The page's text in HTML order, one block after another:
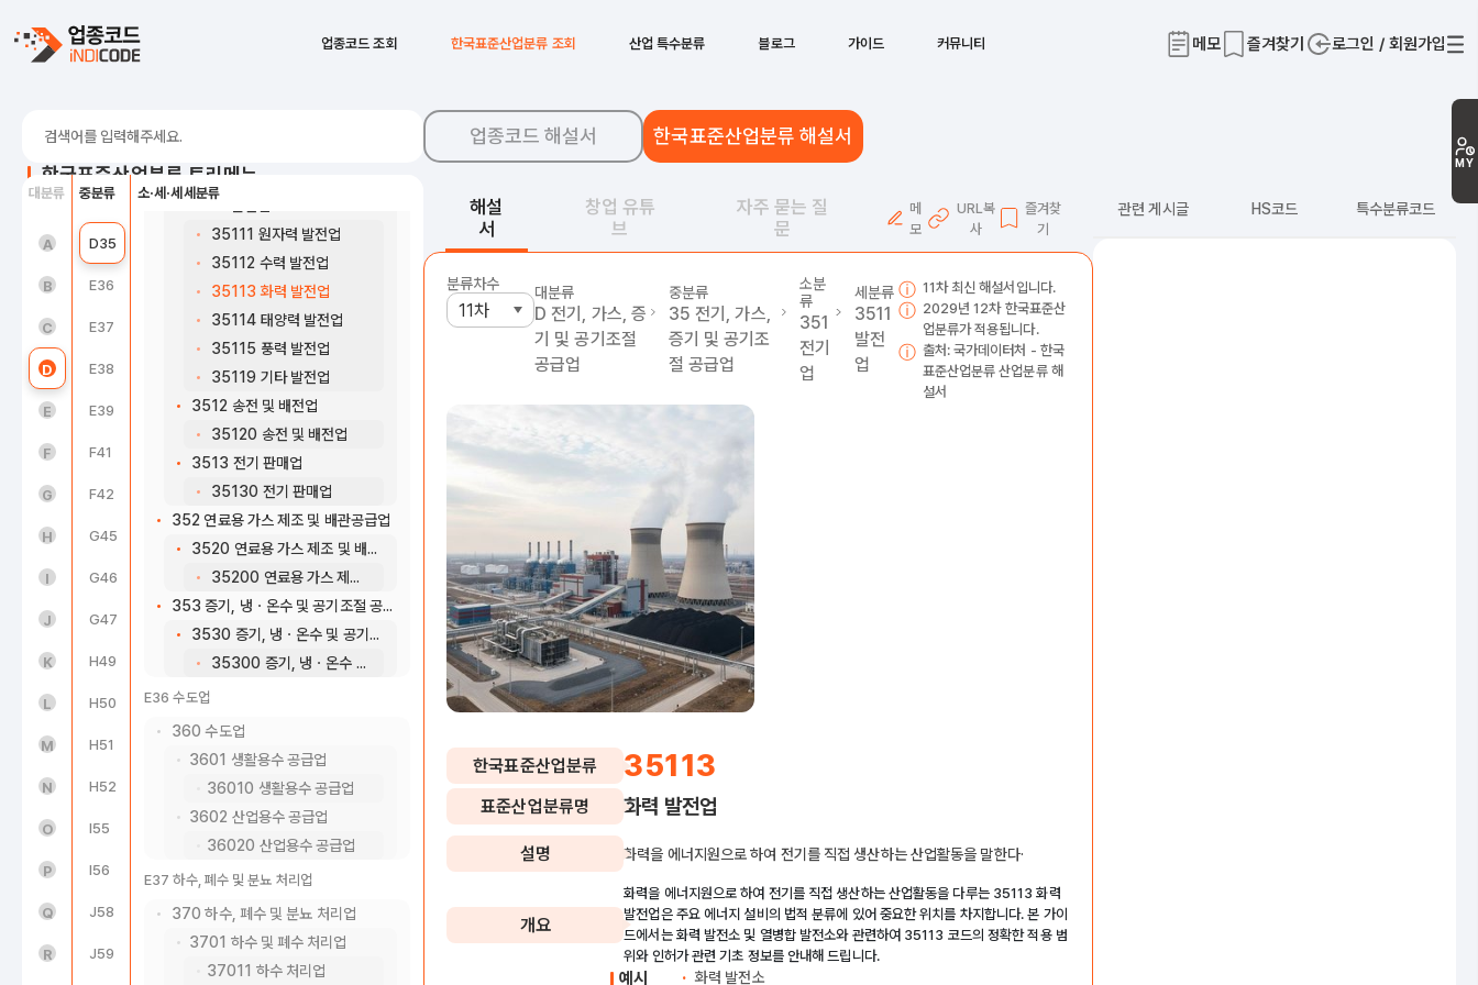
업종코드 조회 한국표준산업분류 조회 산업 특수분류 블로그 가이드 커뮤니티 메모 즐겨찾기 로그인 / 회원가입
MY
한국표준산업분류 트리메뉴
대분류
A 농업, 임업 및 어업(01~03)
B 광업(05~08)
C 제조업(10~34)
D 전기, 가스, 증기 및 공기조절 공급업(35)
E 수도, 하수 및 폐기물 처리, 원료 재생업(36 ~ 39)
F 건설업(41~42)
G 도매 및 소매업(45~47)
H 운수 및 창고업(49~52)
I 숙박 및 음식점업(55~56)
J 정보통신업(58~63)
K 금융 및 보험업(64~66)
L 부동산업(68)
M 전문, 과학 및 기술 서비스업(70~73)
N 사업시설 관리, 사업 지원 및 임대 서비스업(74~76)
O 공공행정, 국방 및 사회보장 행정(84)
P 교육 서비스업(85)
Q 보건업 및 사회복지 서비스업(86~87)
R 예술, 스포츠 및 여가관련 서비스업(90~91)
중분류
C30 자동차 및 트레일러 제조업
C34 산업용 기계 및 장비 수리업
D35 전기, 가스, 증기 및 공기조절 공급업
E36
E37 하수, 폐수 및 분뇨 처리업
E38 폐기물 수집, 운반, 처리 및 원료 재생업
E39 환경 정화 및 복원업
F41
F42 전문직별 공사업
G45
G46 도매 및 상품 중개업
G47 소매업; 자동차 제외
H49 육상운송 및 파이프라인 운송업
H50 수상 운송업
H51
H52 창고 및 운송관련 서비스업
I55
I56 음식점 및 주점업
J58 출판업
J59 영상ㆍ오디오 기록물 제작 및 배급업
소·세·세세분류
34019 기타 일반 기계 및 장비 수리업
D35 전기, 가스, 증기 및 공기조절 공급업
351 전기업
3511 발전업
35111 원자력 발전업
35112 수력 발전업
35113 화력 발전업
35114 태양력 발전업
35115 풍력 발전업
35119 기타 발전업
3512 송전 및 배전업
35120 송전 및 배전업
3513 전기 판매업
35130 전기 판매업
352 연료용 가스 제조 및 배관공급업
3520 연료용 가스 제조 및 배관공급업
35200 연료용 가스 제조 및 배관공급업
353 증기, 냉ㆍ온수 및 공기조절 공급업
3530 증기, 냉ㆍ온수 및 공기조절 공급업
35300 증기, 냉ㆍ온수 및 공기조절 공급업
E36 수도업
360 수도업
3601 생활용수 공급업
36010 생활용수 공급업
3602 산업용수 공급업
36020 산업용수 공급업
E37 하수, 폐수 및 분뇨 처리업
370 하수, 폐수 및 분뇨 처리업
3701 하수 및 폐수 처리업
37011 하수 처리업
업종코드 해설서 한국표준산업분류 해설서
해설
서
창업 유튜
브
자주 묻는 질
문
메
모
URL복
사
즐겨찾
기
분류차수 대분류
D 전기, 가스, 증
기 및 공기조절
공급업
중분류
35 전기, 가스,
증기 및 공기조
절 공급업
소분
류
351
전기
업
세분류
3511
발전
업
11차 최신 해설서입니다.
2029년 12차 한국표준산
업분류가 적용됩니다.
출처: 국가데이터처 - 한국
표준산업분류 산업분류 해
설서
한국표준산업분류 35113
표준산업분류명 화력 발전업
설명 화력을 에너지원으로 하여 전기를 직접 생산하는 산업활동을 말한다·
개요
화력을 에너지원으로 하여 전기를 직접 생산하는 산업활동을 다루는 35113 화력
발전업은 주요 에너지 설비의 법적 분류에 있어 중요한 위치를 차지합니다. 본 가이
드에서는 화력 발전소 및 열병합 발전소와 관련하여 35113 코드의 정확한 적용 범
위와 인허가 관련 기초 정보를 안내해 드립니다.
예시 화력 발전소
관련 게시글 HS코드 특수분류코드